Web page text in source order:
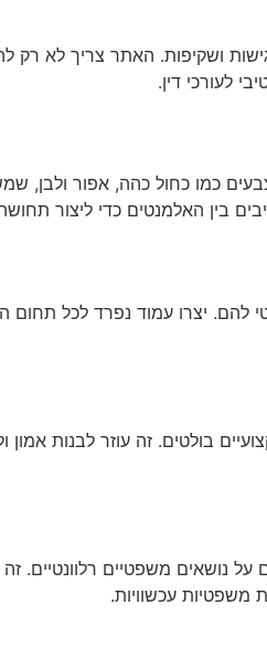
ושקיפות. האתר צריך לא
לעורכי דין.
כמו כחול כהה, אפור ולבן,
בין האלמנטים כדי ליצור
להם. יצרו עמוד נפרד לכל
בולטים. זה עוזר לבנות
נושאים משפטיים רלוונטיים.
משפטיות עכשוויות.